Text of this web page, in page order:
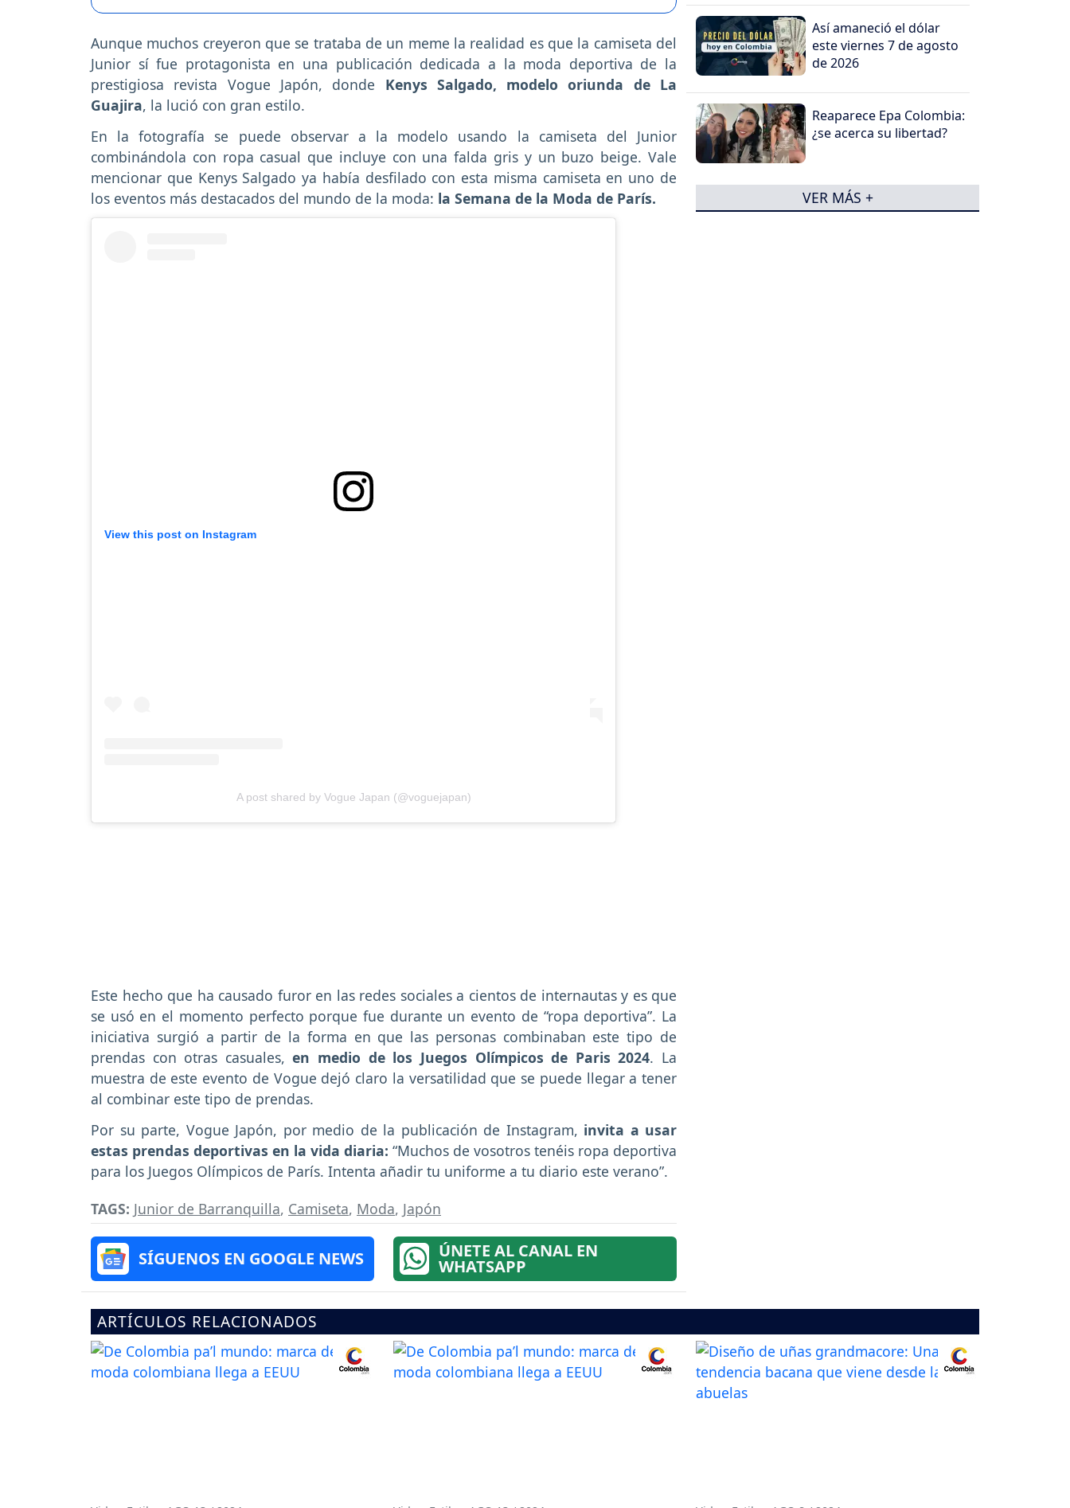
Aunque muchos creyeron que se trataba de un meme la realidad es que la camiseta del
Junior sí fue protagonista en una publicación dedicada a la moda deportiva de la
prestigiosa revista Vogue Japón, donde Kenys Salgado, modelo oriunda de La
Guajira, la lució con gran estilo.
En la fotografía se puede observar a la modelo usando la camiseta del Junior
combinándola con ropa casual que incluye con una falda gris y un buzo beige. Vale
mencionar que Kenys Salgado ya había desfilado con esta misma camiseta en uno de
los eventos más destacados del mundo de la moda: la Semana de la Moda de París.
View this post on Instagram
A post shared by Vogue Japan (@voguejapan)
Este hecho que ha causado furor en las redes sociales a cientos de internautas y es que
se usó en el momento perfecto porque fue durante un evento de “ropa deportiva”. La
iniciativa surgió a partir de la forma en que las personas combinaban este tipo de
prendas con otras casuales,en medio de los Juegos Olímpicos de Paris 2024. La
muestra de este evento de Vogue dejó claro la versatilidad que se puede llegar a tener
al combinar este tipo de prendas.
Por su parte, Vogue Japón, por medio de la publicación de Instagram, invita a usar
estas prendas deportivas en la vida diaria: “Muchos de vosotros tenéis ropa deportiva
para los Juegos Olímpicos de París. Intenta añadir tu uniforme a tu diario este verano”.
TAGS: Junior de Barranquilla, Camiseta, Moda, Japón
SÍGUENOS EN GOOGLE NEWS ÚNETE AL CANAL EN
WHATSAPP
Así amaneció el dólar
este viernes 7 de agosto
de 2026
Reaparece Epa Colombia:
¿se acerca su libertad?
VER MÁS +
ARTÍCULOS RELACIONADOS